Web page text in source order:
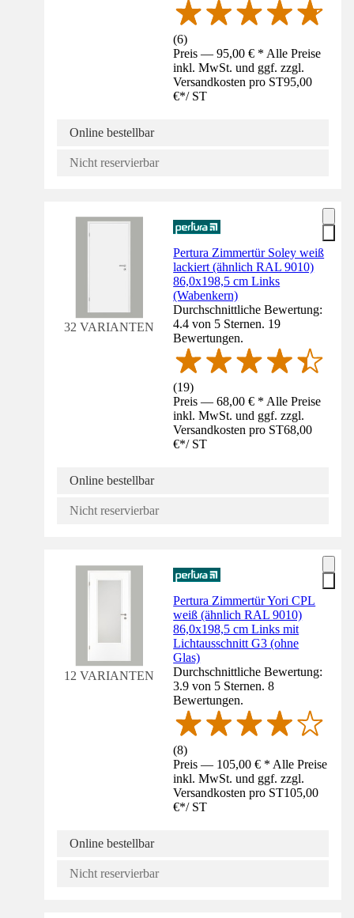
(6)
Preis — 95,00 € * Alle Preise
inkl. MwSt. und ggf. zzgl.
Versandkosten pro ST95,00
€*/ ST
Online bestellbar
Nicht reservierbar
32 VARIANTEN
Pertura Zimmertür Soley weiß
lackiert (ähnlich RAL 9010)
86,0x198,5 cm Links
(Wabenkern)
Durchschnittliche Bewertung:
4.4 von 5 Sternen. 19
Bewertungen.
(19)
Preis — 68,00 € * Alle Preise
inkl. MwSt. und ggf. zzgl.
Versandkosten pro ST68,00
€*/ ST
Online bestellbar
Nicht reservierbar
12 VARIANTEN
Pertura Zimmertür Yori CPL
weiß (ähnlich RAL 9010)
86,0x198,5 cm Links mit
Lichtausschnitt G3 (ohne
Glas)
Durchschnittliche Bewertung:
3.9 von 5 Sternen. 8
Bewertungen.
(8)
Preis — 105,00 € * Alle Preise
inkl. MwSt. und ggf. zzgl.
Versandkosten pro ST105,00
€*/ ST
Online bestellbar
Nicht reservierbar